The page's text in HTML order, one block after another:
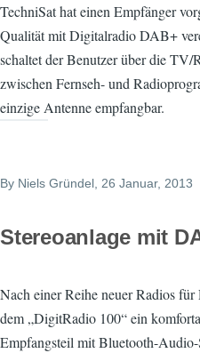
TechniSat hat einen Empfänger
Qualität mit Digitalradio DAB+
schaltet der Benutzer über die TV/
zwischen Fernseh- und
einzige Antenne empfangbar.
By Niels Gründel , 26 Januar, 2013
Stereoanlage mit
Nach einer Reihe neuer Radios
dem „DigitRadio 100“ ein
Empfangsteil mit Bluetooth-